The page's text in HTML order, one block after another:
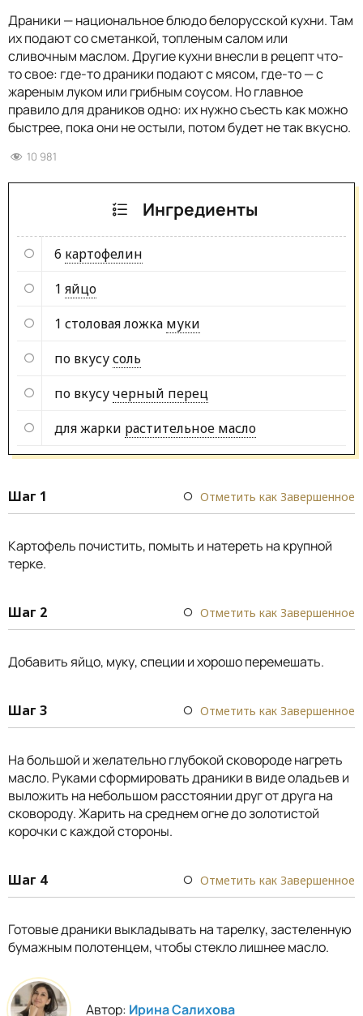
Драники — национальное блюдо белорусской кухни. Там
их подают со сметанкой, топленым салом или
сливочным маслом. Другие кухни внесли в рецепт что-
то свое: где-то драники подают с мясом, где-то — с
жареным луком или грибным соусом. Но главное
правило для драников одно: их нужно съесть как можно
быстрее, пока они не остыли, потом будет не так вкусно.
10 981
Ингредиенты
6 картофелин
1 яйцо
1 столовая ложка муки
по вкусусоль
по вкусучерный перец
для жарки растительное масло
Шаг 1 Отметить как Завершенное
Картофель почистить, помыть и натереть на крупной
терке.
Шаг 2 Отметить как Завершенное
Добавить яйцо, муку, специи и хорошо перемешать.
Шаг 3 Отметить как Завершенное
На большой и желательно глубокой сковороде нагреть
масло. Руками сформировать драники в виде оладьев и
выложить на небольшом расстоянии друг от друга на
сковороду. Жарить на среднем огне до золотистой
корочки с каждой стороны.
Шаг 4 Отметить как Завершенное
Готовые драники выкладывать на тарелку, застеленную
бумажным полотенцем, чтобы стекло лишнее масло.
Автор: Ирина Салихова